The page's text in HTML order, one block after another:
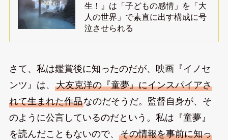
生！』は「子どもの感情」を「大
人の世界」で素直に出す構成に号
泣させられる
さて、私は鑑賞後に知ったのだが、映画『イノセ
ンツ』は、 大友克洋の『童夢』にインスパイアさ
れて生まれた作品なのだそうだ。監督自身が、そ
のように公言しているのだという。私は『童夢』
を読んだこともないので、 その情報を事前に知っ